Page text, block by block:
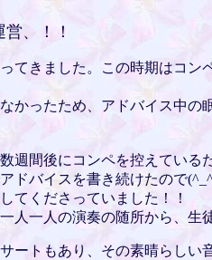
、！！
てきました。この時期はコ
かったため、アドバイス中
週間後にコンペを控えてい
ドバイスを書き続けたので
てくださっていました！！
人一人の演奏の随所から、生
ートもあり、その素晴らし